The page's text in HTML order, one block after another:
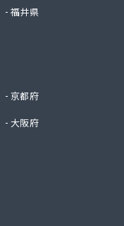
福井県
京都府
大阪府